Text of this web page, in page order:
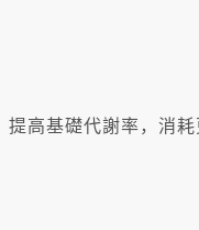
高基礎代謝率，消